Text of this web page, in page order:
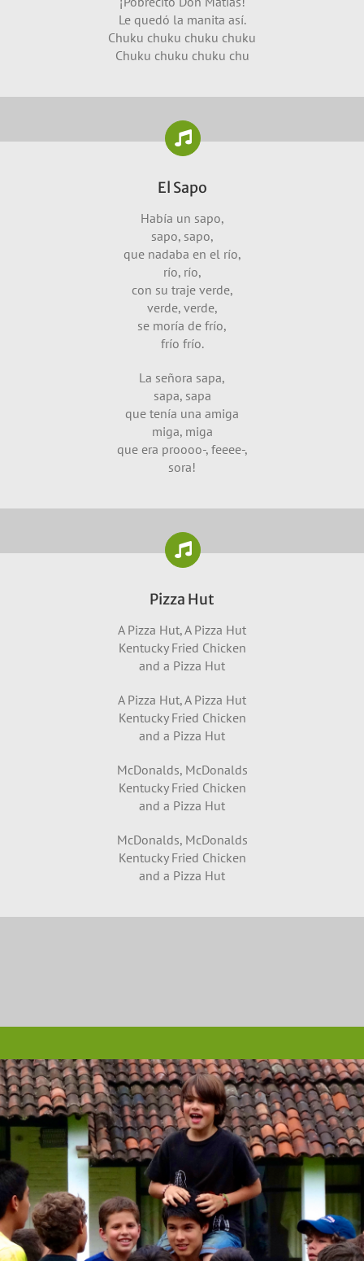
Le quedó la manita así.
Chuku chuku chuku chuku
Chuku chuku chuku chu
El Sapo
Había un sapo,
sapo, sapo,
que nadaba en el río,
río, río,
con su traje verde,
verde, verde,
se moría de frío,
frío frío.
La señora sapa,
sapa, sapa
que tenía una amiga
miga, miga
que era proooo-, feeee-,
sora!
Pizza Hut
A Pizza Hut, A Pizza Hut
Kentucky Fried Chicken
and a Pizza Hut
A Pizza Hut, A Pizza Hut
Kentucky Fried Chicken
and a Pizza Hut
McDonalds, McDonalds
Kentucky Fried Chicken
and a Pizza Hut
McDonalds, McDonalds
Kentucky Fried Chicken
and a Pizza Hut